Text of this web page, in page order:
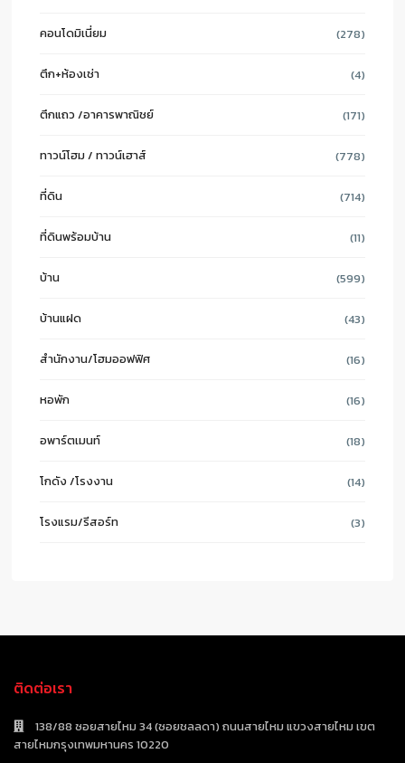
คอนโดมิเนี่ยม (278)
ตึก+ห้องเช่า (4)
ตึกแถว /อาคารพาณิชย์ (171)
ทาวน์โฮม / ทาวน์เฮาส์ (778)
ที่ดิน (714)
ที่ดินพร้อมบ้าน (11)
บ้าน (599)
บ้านแฝด (43)
สำนักงาน/โฮมออฟฟิศ (16)
หอพัก (16)
อพาร์ตเมนท์ (18)
โกดัง /โรงงาน (14)
โรงแรม/รีสอร์ท (3)
ติดต่อเรา
138/88 ซอยสายไหม 34 (ซอยชลลดา) ถนนสายไหม แขวงสายไหม เขต
สายไหมกรุงเทพมหานคร 10220